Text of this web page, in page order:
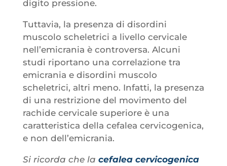
digito pressione.
Tuttavia, la presenza di disordini
muscolo scheletrici a livello cervicale
nell’emicrania è controversa. Alcuni
studi riportano una correlazione tra
emicrania e disordini muscolo
scheletrici, altri meno. Infatti, la presenza
di una restrizione del movimento del
rachide cervicale superiore è una
caratteristica della cefalea cervicogenica,
e non dell’emicrania.
Si ricorda che la cefalea cervicogenica